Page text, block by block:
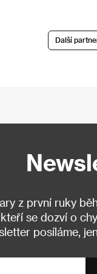
Další
z první ruky
se dozví o
posíláme,